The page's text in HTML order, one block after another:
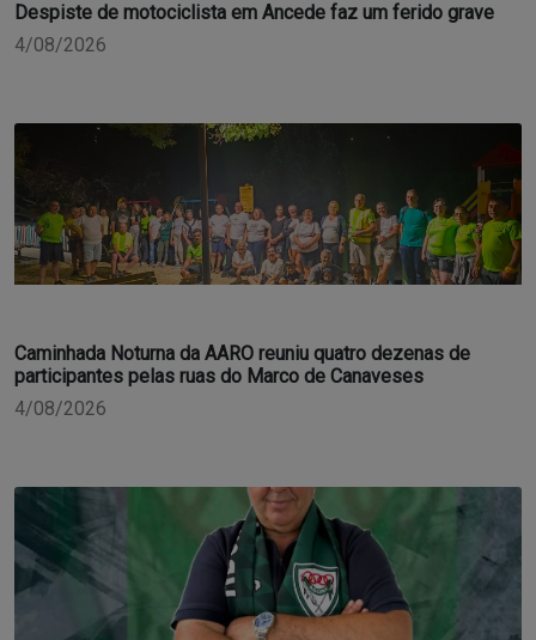
Despiste de motociclista em Ancede faz um ferido grave
4/08/2026
Caminhada Noturna da AARO reuniu quatro dezenas de
participantes pelas ruas do Marco de Canaveses
4/08/2026